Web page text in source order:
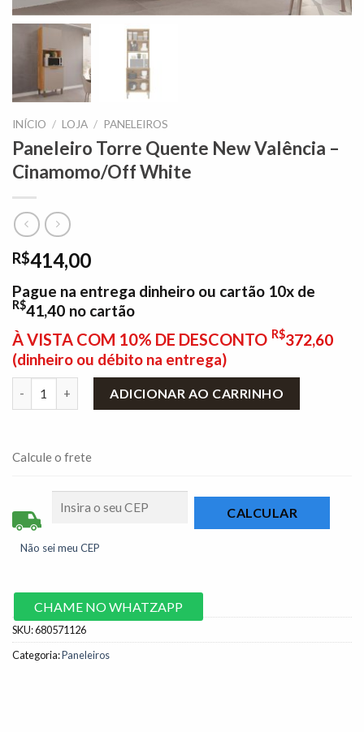
INÍCIO / LOJA / PANELEIROS
Paneleiro Torre Quente New Valência –
Cinamomo/Off White
R$414,00
Pague na entrega dinheiro ou cartão 10x de
R$41,40 no cartão
À VISTA COM 10% DE DESCONTO R$372,60
(dinheiro ou débito na entrega)
ADICIONAR AO CARRINHO
Calcule o frete
Não sei meu CEP
CHAME NO WHATZAPP
SKU:680571126
Categoria:Paneleiros